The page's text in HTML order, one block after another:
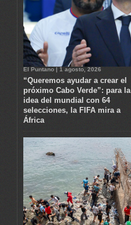
El Puntano | 1 agosto, 2026
“Queremos ayudar a crear el
próximo Cabo Verde”: para la
idea del mundial con 64
selecciones, la FIFA mira a
África